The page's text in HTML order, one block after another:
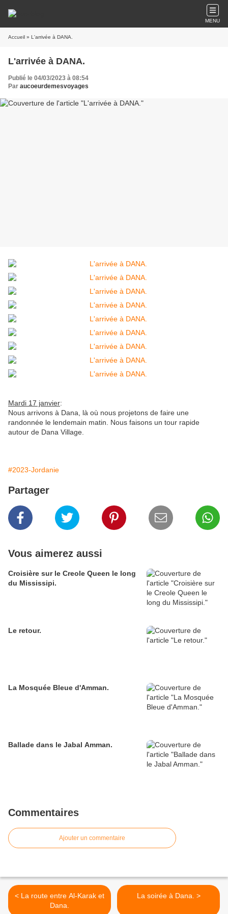
MENU
Accueil » L'arrivée à DANA.
L'arrivée à DANA.
Publié le 04/03/2023 à 08:54
Par aucoeurdemesvoyages
Mardi 17 janvier:
Nous arrivons à Dana, là où nous projetons de faire une
randonnée le lendemain matin. Nous faisons un tour rapide
autour de Dana Village.
#2023-Jordanie
Partager
Vous aimerez aussi
Croisière sur le Creole Queen le long
du Mississipi.
Le retour.
La Mosquée Bleue d'Amman.
Ballade dans le Jabal Amman.
Commentaires
Ajouter un commentaire
< La route entre Al-Karak et
Dana.
La soirée à Dana. >